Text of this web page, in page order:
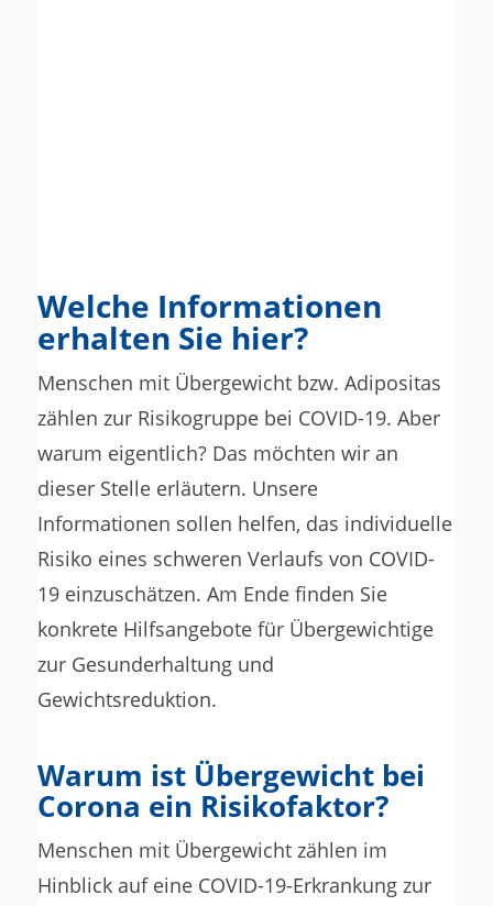
Welche Informationen
erhalten Sie hier?
Menschen mit Übergewicht bzw. Adipositas
zählen zur Risikogruppe bei COVID-19. Aber
warum eigentlich? Das möchten wir an
dieser Stelle erläutern. Unsere
Informationen sollen helfen, das individuelle
Risiko eines schweren Verlaufs von COVID-
19 einzuschätzen. Am Ende finden Sie
konkrete Hilfsangebote für Übergewichtige
zur Gesunderhaltung und
Gewichtsreduktion.
Warum ist Übergewicht bei
Corona ein Risikofaktor?
Menschen mit Übergewicht zählen im
Hinblick auf eine COVID-19-Erkrankung zur